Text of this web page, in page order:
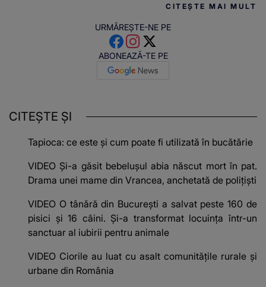
CITEȘTE MAI MULT
URMĂREȘTE-NE PE
ABONEAZĂ-TE PE
CITEȘTE ȘI
Tapioca: ce este și cum poate fi utilizată în bucătărie
VIDEO Și-a găsit bebelușul abia născut mort în pat.
Drama unei mame din Vrancea, anchetată de polițiști
VIDEO O tânără din București a salvat peste 160 de
pisici și 16 câini. Și-a transformat locuința într-un
sanctuar al iubirii pentru animale
VIDEO Ciorile au luat cu asalt comunitățile rurale și
urbane din România